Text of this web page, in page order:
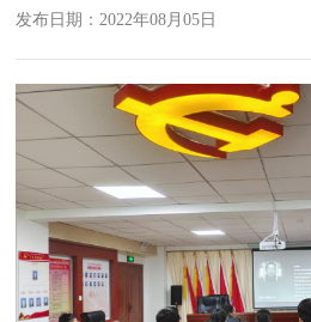
发布日期：2022年08月05日